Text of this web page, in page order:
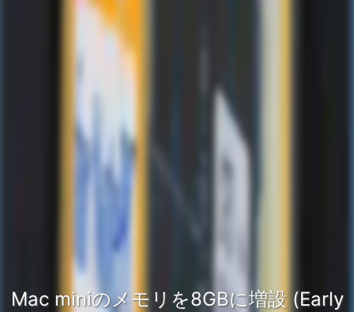
Mac miniのメモリを8GBに増設 (Early